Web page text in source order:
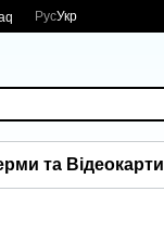
РусУкр
та Відеокарти